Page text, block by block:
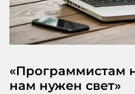
«Программистам
нам нужен свет»